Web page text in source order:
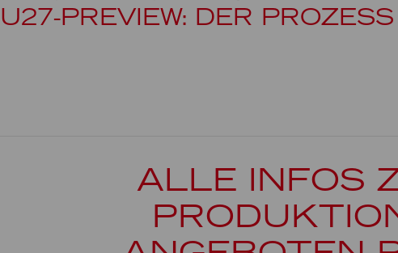
U27-PREVIEW: DER PROZESS
ALLE INFOS